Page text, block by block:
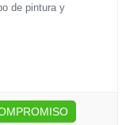
de pintura y